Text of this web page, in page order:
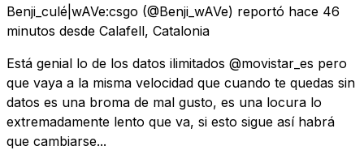
Benji_culé|wAVe:csgo (@Benji_wAVe) reportó hace 46
minutos desde Calafell, Catalonia
Está genial lo de los datos ilimitados @movistar_es pero
que vaya a la misma velocidad que cuando te quedas sin
datos es una broma de mal gusto, es una locura lo
extremadamente lento que va, si esto sigue así habrá
que cambiarse...